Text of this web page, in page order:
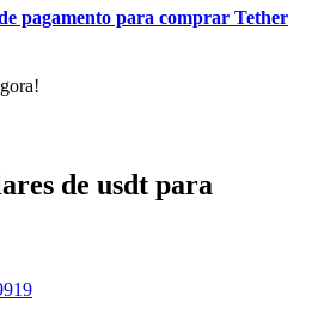
lucrativo
pagamento para comprar Tether
de usdt para